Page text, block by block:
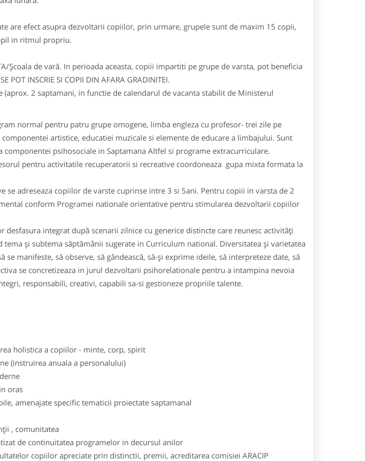
are efect asupra dezvoltarii copiilor, prin urmare, grupele sunt de maxim 15 copii,
in ritmul propriu.
Şcoala de vară. In perioada aceasta, copiii impartiti pe grupe de varsta, pot beneficia
POT INSCRIE SI COPII DIN AFARA GRADINITEI.
(aprox. 2 saptamani, in functie de calendarul de vacanta stabilit de Ministerul
normal pentru patru grupe omogene, limba engleza cu profesor- trei zile pe
artistice, educatiei muzicale si elemente de educare a limbajului. Sunt
componentei psihosociale in Saptamana Altfel si programe extracurriculare.
pentru activitatile recuperatorii si recreative coordoneaza gupa mixta formata la
adreseaza copiilor de varste cuprinse intre 3 si 5ani. Pentru copiii in varsta de 2
conform Programei nationale orientative pentru stimularea dezvoltarii copiilor
integrat după scenarii zilnice cu generice distincte care reunesc activităţi
tema şi subtema săptămânii sugerate in Curriculum national. Diversitatea şi varietatea
se manifeste, să observe, să gândească, să-şi exprime ideile, să interpreteze date, să
se concretizeaza in jurul dezvoltarii psihorelationale pentru a intampina nevoia
responsabili, creativi, capabili sa-si gestioneze propriile talente.
holistica a copiilor - minte, corp, spirit
(instruirea anuala a personalului)
oras
amenajate specific tematicii proiectate saptamanal
, comunitatea
de continuitatea programelor in decursul anilor
copiilor apreciate prin distinctii, premii, acreditarea comisiei ARACIP